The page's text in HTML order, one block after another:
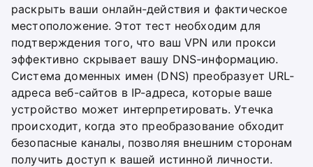
раскрыть ваши онлайн-действия и фактическое
местоположение. Этот тест необходим для
подтверждения того, что ваш VPN или прокси
эффективно скрывает вашу DNS-информацию.
Система доменных имен (DNS) преобразует URL-
адреса веб-сайтов в IP-адреса, которые ваше
устройство может интерпретировать. Утечка
происходит, когда это преобразование обходит
безопасные каналы, позволяя внешним сторонам
получить доступ к вашей истинной личности.